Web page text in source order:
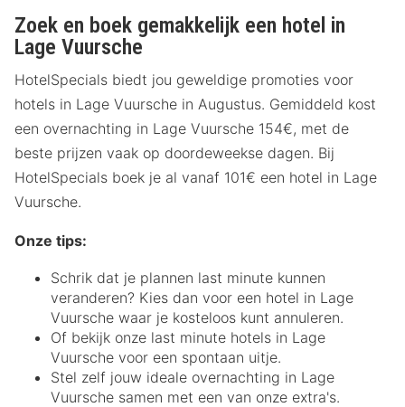
Zoek en boek gemakkelijk een hotel in
Lage Vuursche
HotelSpecials biedt jou geweldige promoties voor
hotels in Lage Vuursche in Augustus. Gemiddeld kost
een overnachting in Lage Vuursche 154€, met de
beste prijzen vaak op doordeweekse dagen. Bij
HotelSpecials boek je al vanaf 101€ een hotel in Lage
Vuursche.
Onze tips:
Schrik dat je plannen last minute kunnen
veranderen? Kies dan voor een hotel in Lage
Vuursche waar je kosteloos kunt annuleren.
Of bekijk onze last minute hotels in Lage
Vuursche voor een spontaan uitje.
Stel zelf jouw ideale overnachting in Lage
Vuursche samen met een van onze extra's.